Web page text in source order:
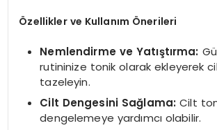
Özellikler ve Kullanım Önerileri
Nemlendirme ve Yatıştırma:
rutininize tonik olarak ekleyerek
tazeleyin.
Cilt Dengesini Sağlama: Cilt
dengelemeye yardımcı olabilir.